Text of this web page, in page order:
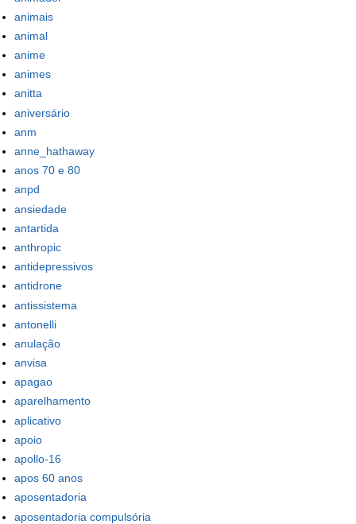
animais
animal
anime
animes
anitta
aniversário
anm
anne_hathaway
anos 70 e 80
anpd
ansiedade
antartida
anthropic
antidepressivos
antidrone
antissistema
antonelli
anulação
anvisa
apagao
aparelhamento
aplicativo
apoio
apollo-16
apos 60 anos
aposentadoria
aposentadoria compulsória